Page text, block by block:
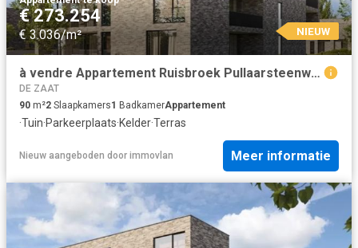
€ 273.254
€ 3.036/m² NIEUW
à vendre Appartement Ruisbroek Pullaarsteenweg
DE ZAAT
90 m²2 Slaapkamers1 BadkamerAppartement
·Tuin·Parkeerplaats·Kelder·Terras
Nieuw aangeboden door immovlan Meer informatie